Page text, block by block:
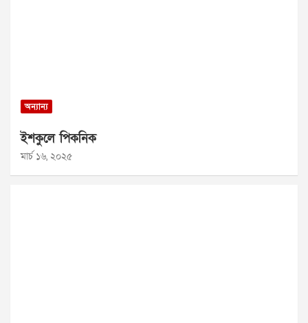
অন্যান্য
ইশকুলে পিকনিক
মার্চ ১৬, ২০২৫